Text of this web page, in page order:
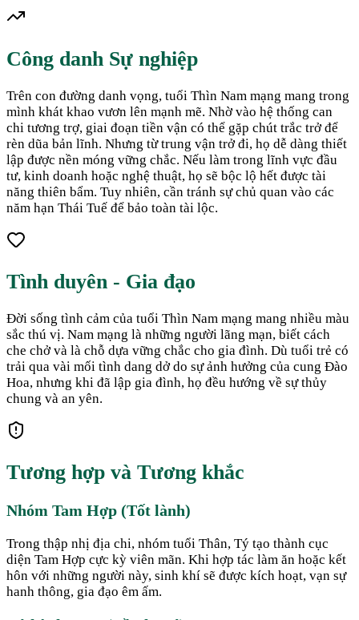
Công danh Sự nghiệp
Trên con đường danh vọng, tuổi Thìn Nam mạng mang trong
mình khát khao vươn lên mạnh mẽ. Nhờ vào hệ thống can
chi tương trợ, giai đoạn tiền vận có thể gặp chút trắc trở để
rèn dũa bản lĩnh. Nhưng từ trung vận trở đi, họ dễ dàng thiết
lập được nền móng vững chắc. Nếu làm trong lĩnh vực đầu
tư, kinh doanh hoặc nghệ thuật, họ sẽ bộc lộ hết được tài
năng thiên bẩm. Tuy nhiên, cần tránh sự chủ quan vào các
năm hạn Thái Tuế để bảo toàn tài lộc.
Tình duyên - Gia đạo
Đời sống tình cảm của tuổi Thìn Nam mạng mang nhiều màu
sắc thú vị. Nam mạng là những người lãng mạn, biết cách
che chở và là chỗ dựa vững chắc cho gia đình. Dù tuổi trẻ có
trải qua vài mối tình dang dở do sự ảnh hưởng của cung Đào
Hoa, nhưng khi đã lập gia đình, họ đều hướng về sự thủy
chung và an yên.
Tương hợp và Tương khắc
Nhóm Tam Hợp (Tốt lành)
Trong thập nhị địa chi, nhóm tuổi Thân, Tý tạo thành cục
diện Tam Hợp cực kỳ viên mãn. Khi hợp tác làm ăn hoặc kết
hôn với những người này, sinh khí sẽ được kích hoạt, vạn sự
hanh thông, gia đạo êm ấm.